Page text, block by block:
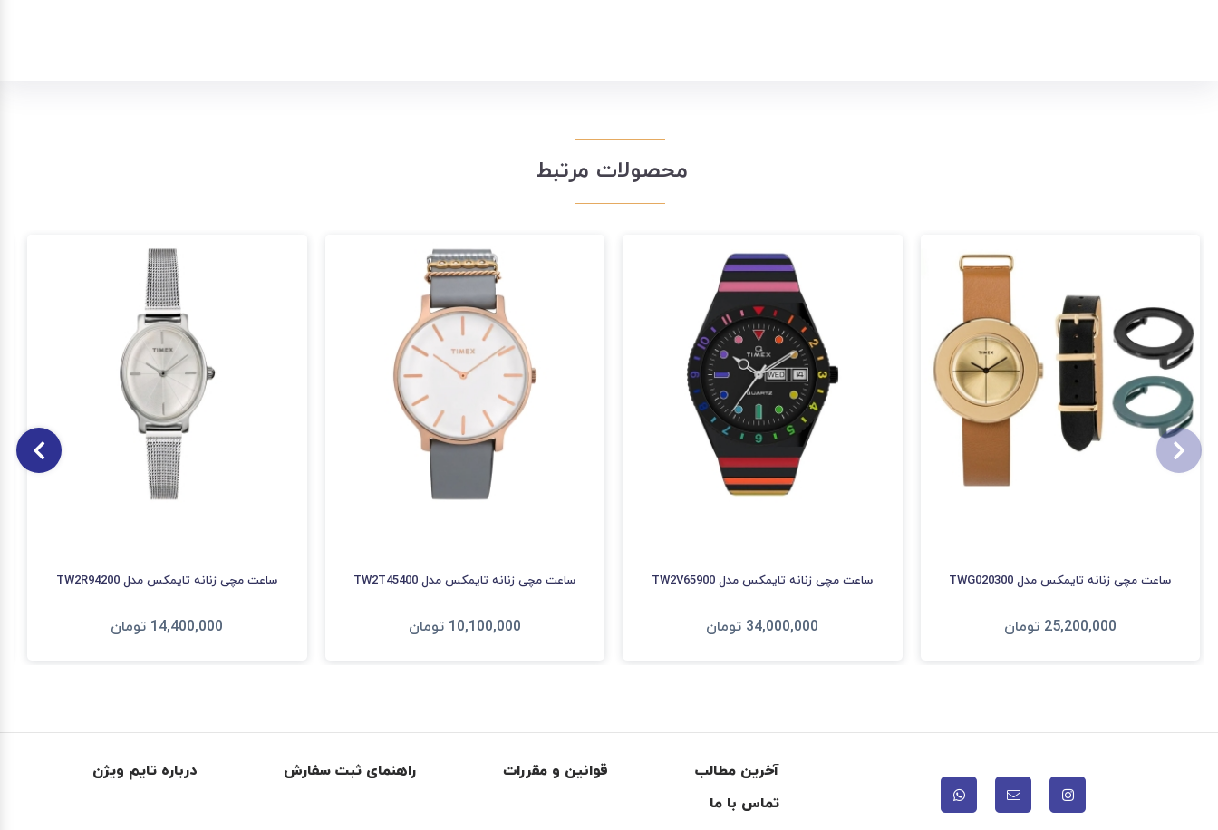
محصولات مرتبط
ساعت مچی زنانه تایمکس مدل TWG020300
25,200,000 تومان
ساعت مچی زنانه تایمکس مدل TW2V65900
34,000,000 تومان
ساعت مچی زنانه تایمکس مدل TW2T45400
10,100,000 تومان
ساعت مچی زنانه تایمکس مدل TW2R94200
14,400,000 تومان
آخرین مطالب قوانین و مقررات راهنمای ثبت سفارش
درباره تایم ویژن
تماس با ما